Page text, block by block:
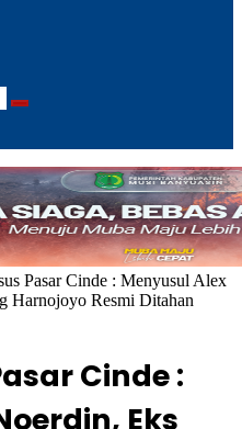
Search
Pasar Cinde : Menyusul Alex
Harnojoyo Resmi Ditahan
Cinde :
Eks